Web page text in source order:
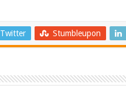
Twitter Stumbleupon